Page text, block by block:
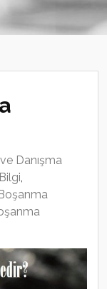
Danışma
,